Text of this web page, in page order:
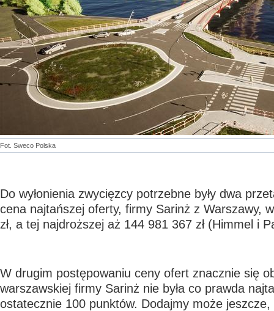
Fot. Sweco Polska
Do wyłonienia zwycięzcy potrzebne były dwa
cena najtańszej oferty, firmy Sarinż z Warszawy,
zł, a tej najdroższej aż 144 981 367 zł (Himmel i
W drugim postępowaniu ceny ofert znacznie się
warszawskiej firmy Sarinż nie była co prawda
ostatecznie 100 punktów. Dodajmy może